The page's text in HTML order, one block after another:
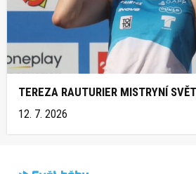
TEREZA RAUTURIER MISTRYNÍ
12. 7. 2026